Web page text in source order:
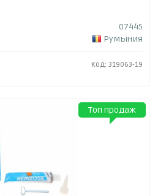
07445
Румыния
Код: 319063-19
Топ продаж